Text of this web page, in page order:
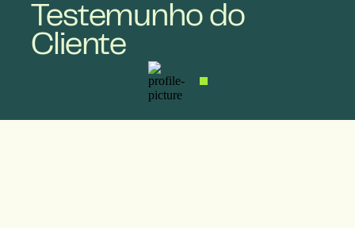
Testemunho do
Cliente